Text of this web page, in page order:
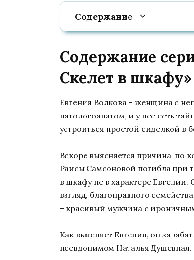
Содержание
Содержание
Скелет в шкафу»
Евгения Волкова – женщина с
патологоанатом, и у нее есть
устроиться простой сиделкой в
Вскоре выясняется причина, по
Раисы Самсоновой погибла при
в шкафу не в характере Евгении.
взгляд, благонравного
– красивый мужчина с
Как выясняет Евгения, он
псевдонимом Наталья Душевная.